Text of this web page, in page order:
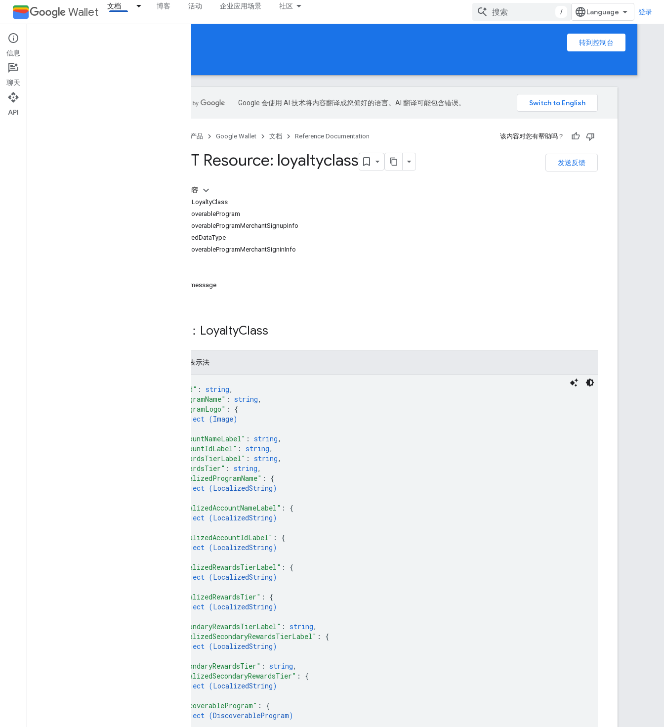
Wallet 文档 博客 活动 企业应用场景 社区
/ 登录
Reference Documentation
转到控制台
REST
Google 会使用 AI 技术将内容翻译成您偏好的语言。AI 翻译可能包含错误。
产品 Google Wallet 文档 Reference Documentation 该内容对您有帮助吗？
发送反馈
REST Resource: loyaltyclass
本页内容
资源：LoyaltyClass
DiscoverableProgram
DiscoverableProgramMerchantSignupInfo
SharedDataType
DiscoverableProgramMerchantSigninInfo
addmessage
资源：LoyaltyClass
JSON 表示法
"kind" : string,
"programName" : string,
"programLogo" : {
object (Image)
"accountNameLabel" : string,
"accountIdLabel" : string,
"rewardsTierLabel" : string,
"rewardsTier" : string,
"localizedProgramName" : {
object (LocalizedString)
"localizedAccountNameLabel" : {
object (LocalizedString)
"localizedAccountIdLabel" : {
object (LocalizedString)
"localizedRewardsTierLabel" : {
object (LocalizedString)
"localizedRewardsTier" : {
object (LocalizedString)
"secondaryRewardsTierLabel" : string,
"localizedSecondaryRewardsTierLabel" : {
object (LocalizedString)
"secondaryRewardsTier" : string,
"localizedSecondaryRewardsTier" : {
object (LocalizedString)
"discoverableProgram" : {
object (DiscoverableProgram)
信息
聊天
API